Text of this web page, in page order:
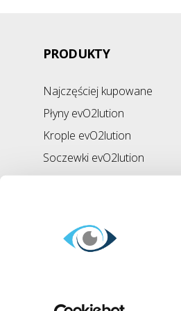
PRODUKTY
Najczęściej kupowane
Płyny evO2lution
Krople evO2lution
Soczewki evO2lution